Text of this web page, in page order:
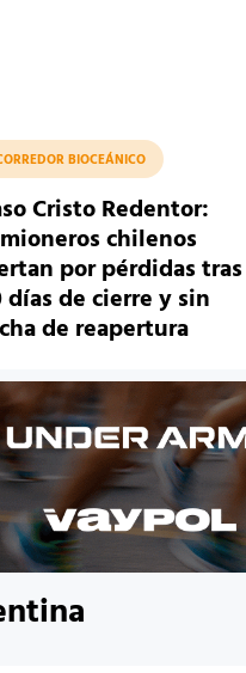
BIOCEÁNICO
Cristo Redentor:
chilenos
por pérdidas tras
días de cierre y sin
de reapertura